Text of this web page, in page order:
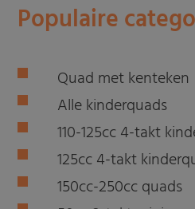
Populaire
Quad met kenteken
Alle kinderquads
110-125cc 4-takt
125cc 4-takt
150cc-250cc quads